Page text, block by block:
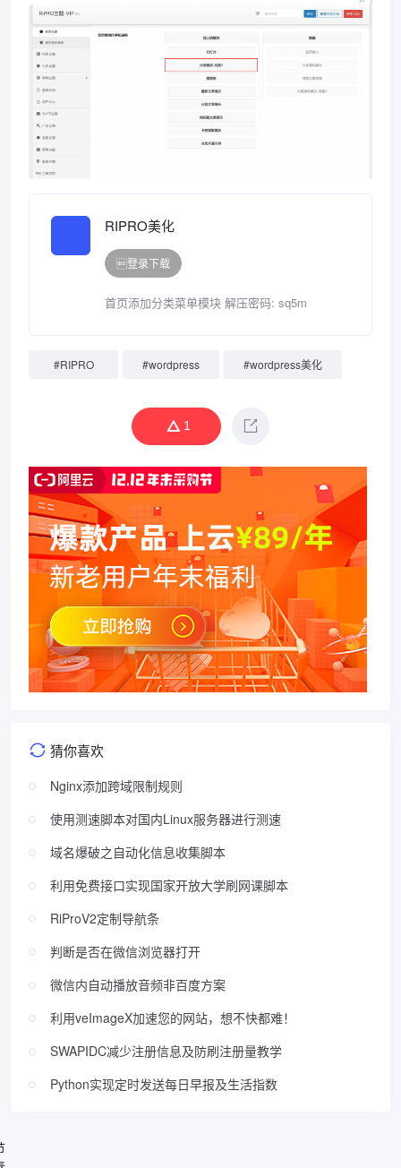
RIPRO美化
登录下载
首页添加分类菜单模块 解压密码: sq5m
#RIPRO #wordpress #wordpress美化
1
猜你喜欢
Nginx添加跨域限制规则
使用测速脚本对国内Linux服务器进行测速
域名爆破之自动化信息收集脚本
利用免费接口实现国家开放大学刷网课脚本
RiProV2定制导航条
判断是否在微信浏览器打开
微信内自动播放音频非百度方案
利用veImageX加速您的网站，想不快都难！
SWAPIDC减少注册信息及防刷注册量教学
Python实现定时发送每日早报及生活指数